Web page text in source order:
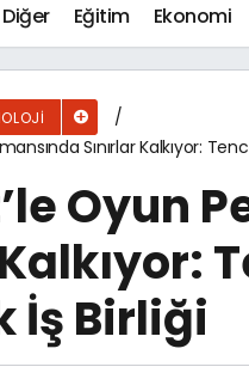
Diğer Eğitim Ekonomi
Sınırlar Kalkıyor:
Oyun
Kalkıyor:
İş Birliği